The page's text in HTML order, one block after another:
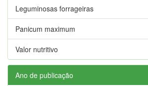
Leguminosas forrageiras
Panicum maximum
Valor nutritivo
Ano de publicação